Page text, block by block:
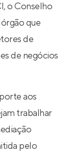
o Conselho
que
de
de negócios
aos
trabalhar
pelo